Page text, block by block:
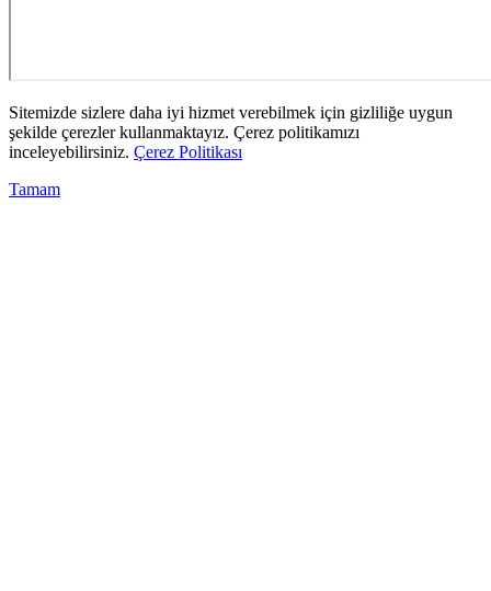
Sitemizde sizlere daha iyi hizmet verebilmek için gizliliğe uygun
şekilde çerezler kullanmaktayız. Çerez politikamızı
inceleyebilirsiniz. Çerez Politikası
Tamam